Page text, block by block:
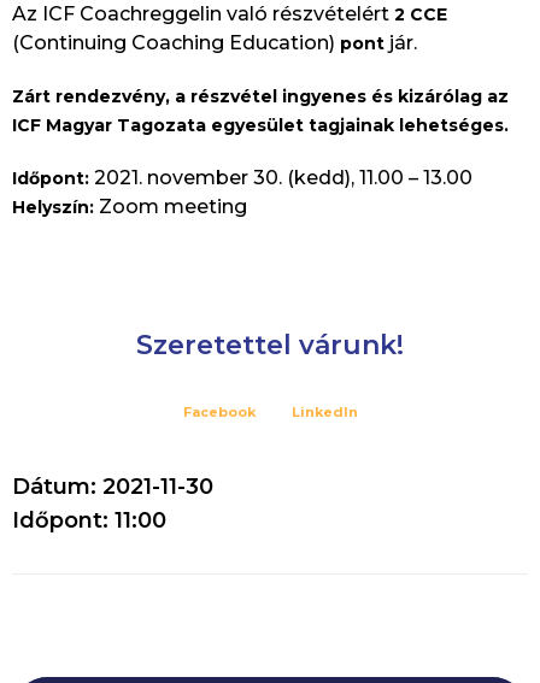
Az ICF Coachreggelin való részvételért 2 CCE
(Continuing Coaching Education) pont jár.
Zárt rendezvény, a részvétel ingyenes és kizárólag az
ICF Magyar Tagozata egyesület tagjainak lehetséges.
Időpont: 2021. november 30. (kedd), 11.00 – 13.00
Helyszín: Zoom meeting
Szeretettel várunk!
Facebook LinkedIn
Dátum: 2021-11-30
Időpont: 11:00